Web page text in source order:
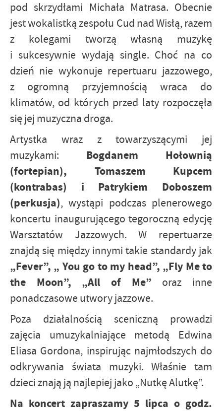
pod skrzydłami Michała Matrasa. Obecnie
jest wokalistką zespołu Cud nad Wisłą, razem
z kolegami tworzą własną muzykę
i sukcesywnie wydają single. Choć na co
dzień nie wykonuje repertuaru jazzowego,
z ogromną przyjemnością wraca do
klimatów, od których przed laty rozpoczęła
się jej muzyczna droga.
Artystka wraz z towarzyszącymi jej
muzykami: Bogdanem Hołownią
(fortepian), Tomaszem Kupcem
(kontrabas) i Patrykiem Doboszem
(perkusja), wystąpi podczas plenerowego
koncertu inaugurującego tegoroczną edycję
Warsztatów Jazzowych. W repertuarze
znajdą się między innymi takie standardy jak
„Fever”, „ You go to my head”, „Fly Me to
the Moon”, „All of Me” oraz inne
ponadczasowe utwory jazzowe.
Poza działalnością sceniczną prowadzi
zajęcia umuzykalniające metodą Edwina
Eliasa Gordona, inspirując najmłodszych do
odkrywania świata muzyki. Właśnie tam
dzieci znają ją najlepiej jako „Nutkę Alutkę”.
Na koncert zapraszamy 5 lipca o godz.